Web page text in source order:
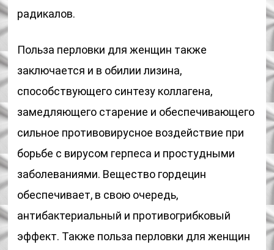
радикалов.
Польза перловки для женщин также
заключается и в обилии лизина,
способствующего синтезу коллагена,
замедляющего старение и обеспечивающего
сильное противовирусное воздействие при
борьбе с вирусом герпеса и простудными
заболеваниями. Вещество гордецин
обеспечивает, в свою очередь,
антибактериальный и противогрибковый
эффект. Также польза перловки для женщин